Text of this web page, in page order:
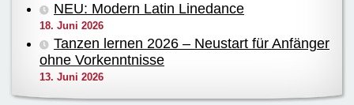
NEU: Modern Latin Linedance
18. Juni 2026
Tanzen lernen 2026 – Neustart für Anfänger
ohne Vorkenntnisse
13. Juni 2026